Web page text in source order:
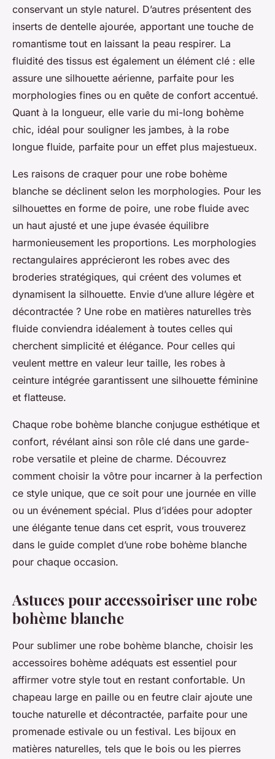
conservant un style naturel. D’autres présentent des
inserts de dentelle ajourée, apportant une touche de
romantisme tout en laissant la peau respirer. La
fluidité des tissus est également un élément clé : elle
assure une silhouette aérienne, parfaite pour les
morphologies fines ou en quête de confort accentué.
Quant à la longueur, elle varie du mi-long bohème
chic, idéal pour souligner les jambes, à la robe
longue fluide, parfaite pour un effet plus majestueux.
Les raisons de craquer pour une robe bohème
blanche se déclinent selon les morphologies. Pour les
silhouettes en forme de poire, une robe fluide avec
un haut ajusté et une jupe évasée équilibre
harmonieusement les proportions. Les morphologies
rectangulaires apprécieront les robes avec des
broderies stratégiques, qui créent des volumes et
dynamisent la silhouette. Envie d’une allure légère et
décontractée ? Une robe en matières naturelles très
fluide conviendra idéalement à toutes celles qui
cherchent simplicité et élégance. Pour celles qui
veulent mettre en valeur leur taille, les robes à
ceinture intégrée garantissent une silhouette féminine
et flatteuse.
Chaque robe bohème blanche conjugue esthétique et
confort, révélant ainsi son rôle clé dans une garde-
robe versatile et pleine de charme. Découvrez
comment choisir la vôtre pour incarner à la perfection
ce style unique, que ce soit pour une journée en ville
ou un événement spécial. Plus d’idées pour adopter
une élégante tenue dans cet esprit, vous trouverez
dans le guide complet d’une robe bohème blanche
pour chaque occasion.
Astuces pour accessoiriser une robe
bohème blanche
Pour sublimer une robe bohème blanche, choisir les
accessoires bohème adéquats est essentiel pour
affirmer votre style tout en restant confortable. Un
chapeau large en paille ou en feutre clair ajoute une
touche naturelle et décontractée, parfaite pour une
promenade estivale ou un festival. Les bijoux en
matières naturelles, tels que le bois ou les pierres